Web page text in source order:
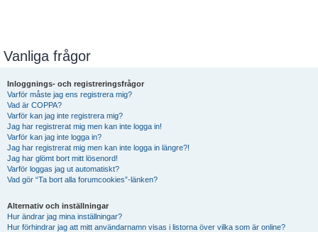
Vanliga frågor
Inloggnings- och registreringsfrågor
Varför måste jag ens registrera mig?
Vad är COPPA?
Varför kan jag inte registrera mig?
Jag har registrerat mig men kan inte logga in!
Varför kan jag inte logga in?
Jag har registrerat mig men kan inte logga in längre?!
Jag har glömt bort mitt lösenord!
Varför loggas jag ut automatiskt?
Vad gör “Ta bort alla forumcookies”-länken?
Alternativ och inställningar
Hur ändrar jag mina inställningar?
Hur förhindrar jag att mitt användarnamn visas i listorna över vilka som är online?